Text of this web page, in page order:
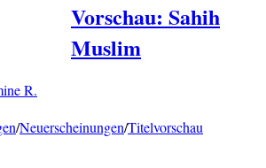
Salah
–
Das
(Vollständig
revidierte
Vorschau: Sahih
Muslim
R.
/Neuerscheinungen/Titelvorschau